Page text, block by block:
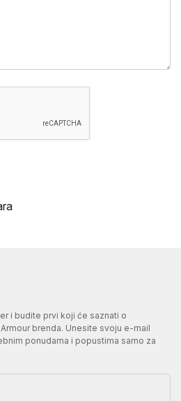
i budite prvi koji će saznati o
brenda. Unesite svoju e-mail
ponudama i popustima samo za